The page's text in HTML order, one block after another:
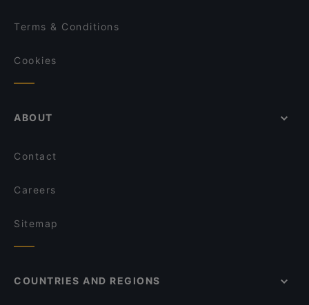
L‘affetto Restaurant
Terms & Conditions
Cookies
ABOUT
Contact
Careers
Sitemap
COUNTRIES AND REGIONS